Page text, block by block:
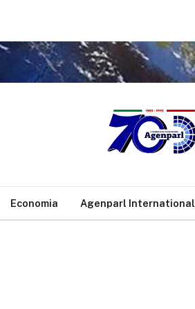
Economia Agenparl International